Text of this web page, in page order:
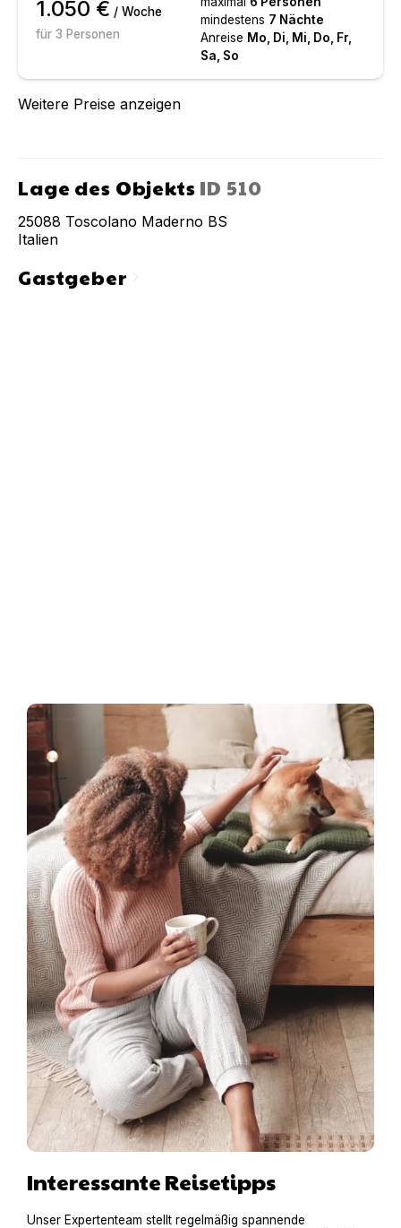
1.050 € / Woche
für 3 Personen
mindestens 7 Nächte
Anreise Mo, Di, Mi, Do, Fr,
Sa, So
Weitere Preise anzeigen
Lage des Objekts ID 510
25088 Toscolano Maderno BS
Italien
Gastgeberchevron_right
Interessante Reisetipps
Unser Expertenteam stellt regelmäßig spannende